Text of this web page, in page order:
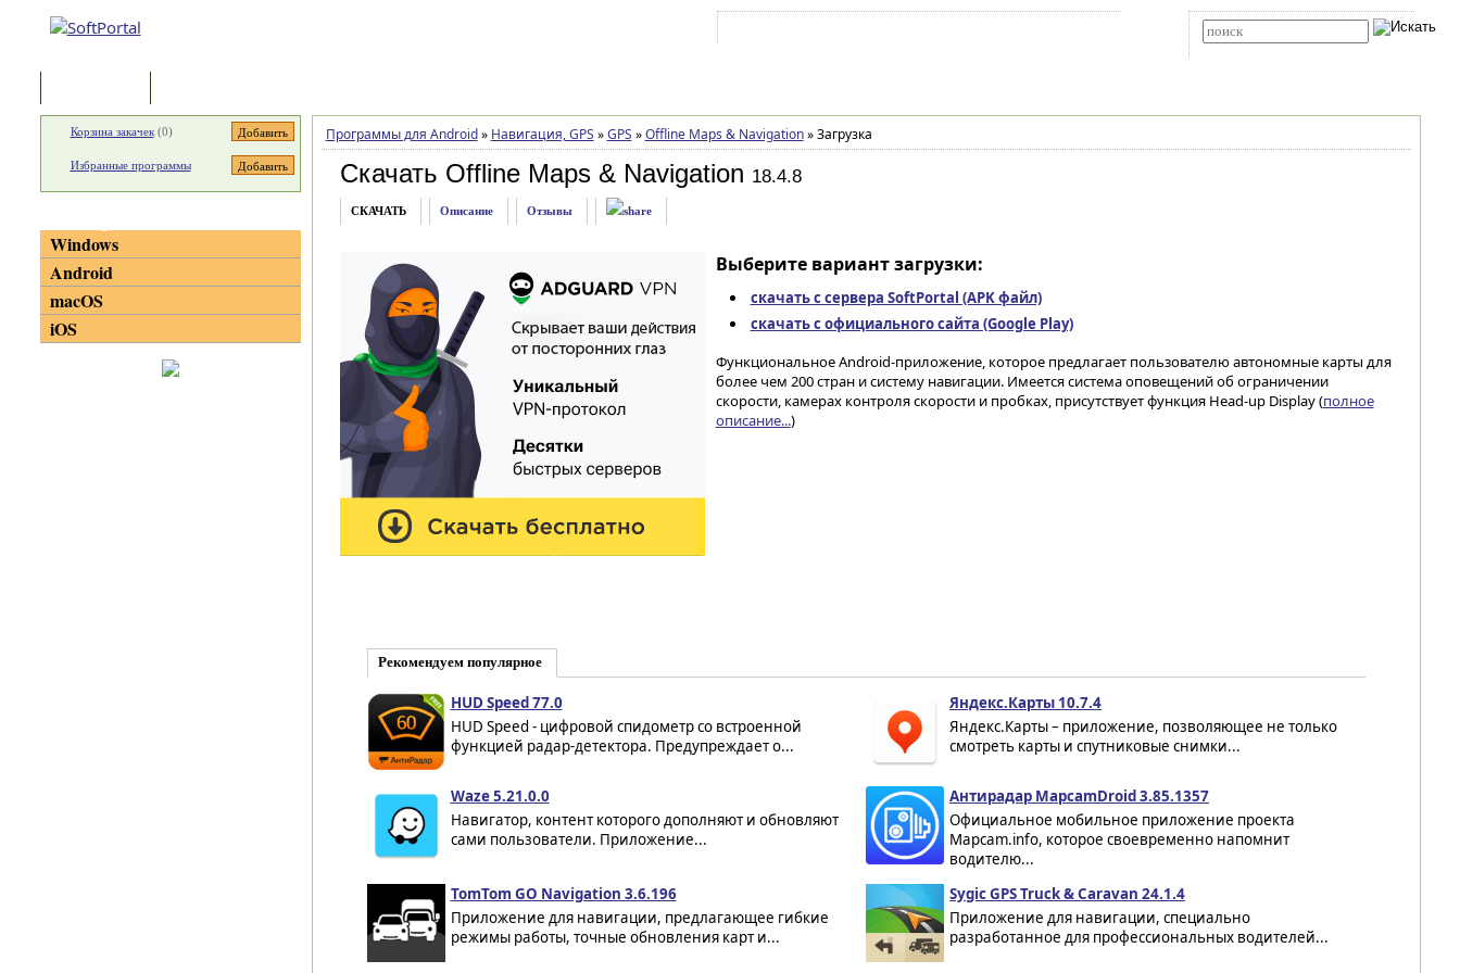
Программы для Android » Навигация, GPS » GPS » Offline Maps & Navigation »Загрузка
Скачать Offline Maps & Navigation 18.4.8
СКАЧАТЬ Описание Отзывы
Выберите вариант загрузки:
скачать с сервера SoftPortal (APK файл)
скачать с официального сайта (Google Play)
Функциональное Android-приложение, которое предлагает пользователю автономные карты для
более чем 200 стран и систему навигации. Имеется система оповещений об ограничении
скорости, камерах контроля скорости и пробках, присутствует функция Head-up Display (полное
описание...)
Рекомендуем популярное
HUD Speed 77.0
HUD Speed - цифровой спидометр со встроенной
функцией радар-детектора. Предупреждает о...
Яндекс.Карты 10.7.4
Яндекс.Карты – приложение, позволяющее не только
смотреть карты и спутниковые снимки...
Waze 5.21.0.0
Навигатор, контент которого дополняют и обновляют
сами пользователи. Приложение...
Антирадар MapcamDroid 3.85.1357
Официальное мобильное приложение проекта
Mapcam.info, которое своевременно напомнит
водителю...
TomTom GO Navigation 3.6.196
Приложение для навигации, предлагающее гибкие
режимы работы, точные обновления карт и...
Sygic GPS Truck & Caravan 24.1.4
Приложение для навигации, специально
разработанное для профессиональных водителей...
Корзина закачек(0)
Избранные программы
Windows
Android
macOS
iOS